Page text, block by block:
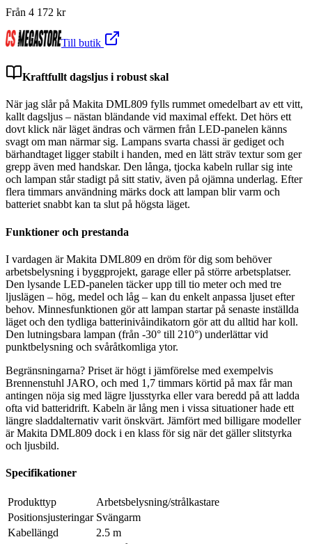
Från 4 172 kr
Till butik
Kraftfullt dagsljus i robust skal
När jag slår på Makita DML809 fylls rummet omedelbart av ett vitt,
kallt dagsljus – nästan bländande vid maximal effekt. Det hörs ett
dovt klick när läget ändras och värmen från LED-panelen känns
svagt om man närmar sig. Lampans svarta chassi är gediget och
bärhandtaget ligger stabilt i handen, med en lätt sträv textur som ger
grepp även med handskar. Den långa, tjocka kabeln rullar sig inte
och lampan står stadigt på sitt stativ, även på ojämna underlag. Efter
flera timmars användning märks dock att lampan blir varm och
batteriet snabbt kan ta slut på högsta läget.
Funktioner och prestanda
I vardagen är Makita DML809 en dröm för dig som behöver
arbetsbelysning i byggprojekt, garage eller på större arbetsplatser.
Den lysande LED-panelen täcker upp till tio meter och med tre
ljuslägen – hög, medel och låg – kan du enkelt anpassa ljuset efter
behov. Minnesfunktionen gör att lampan startar på senaste inställda
läget och den tydliga batterinivåindikatorn gör att du alltid har koll.
Den lutningsbara lampan (från -30° till 210°) underlättar vid
punktbelysning och svåråtkomliga ytor.
Begränsningarna? Priset är högt i jämförelse med exempelvis
Brennenstuhl JARO, och med 1,7 timmars körtid på max får man
antingen nöja sig med lägre ljusstyrka eller vara beredd på att ladda
ofta vid batteridrift. Kabeln är lång men i vissa situationer hade ett
längre sladdalternativ varit önskvärt. Jämfört med billigare modeller
är Makita DML809 dock i en klass för sig när det gäller slitstyrka
och ljusbild.
Specifikationer
Produkttyp
Arbetsbelysning/strålkastare
Positionsjusteringar Svängarm
Kabellängd
2.5 m